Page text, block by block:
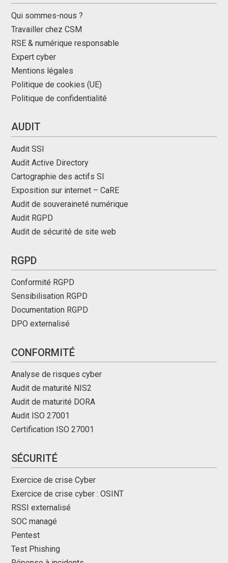
Qui sommes-nous ?
Travailler chez CSM
RSE & numérique responsable
Expert cyber
Mentions légales
Politique de cookies (UE)
Politique de confidentialité
AUDIT
Audit SSI
Audit Active Directory
Cartographie des actifs SI
Exposition sur internet – CaRE
Audit de souveraineté numérique
Audit RGPD
Audit de sécurité de site web
RGPD
Conformité RGPD
Sensibilisation RGPD
Documentation RGPD
DPO externalisé
CONFORMITÉ
Analyse de risques cyber
Audit de maturité NIS2
Audit de maturité DORA
Audit ISO 27001
Certification ISO 27001
SÉCURITÉ
Exercice de crise Cyber
Exercice de crise cyber : OSINT
RSSI externalisé
SOC managé
Pentest
Test Phishing